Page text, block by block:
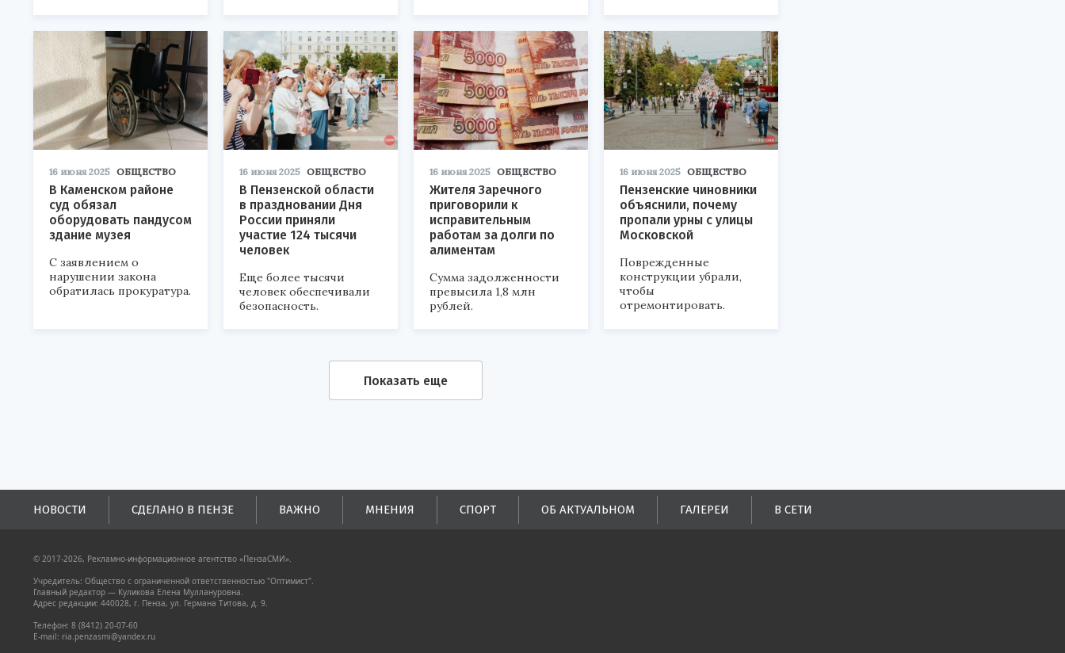
16 июня 2025 ОБЩЕСТВО
В Каменском районе
суд обязал
оборудовать пандусом
здание музея
С заявлением о
нарушении закона
обратилась прокуратура.
16 июня 2025 ОБЩЕСТВО
В Пензенской области
в праздновании Дня
России приняли
участие 124 тысячи
человек
Еще более тысячи
человек обеспечивали
безопасность.
16 июня 2025 ОБЩЕСТВО
Жителя Заречного
приговорили к
исправительным
работам за долги по
алиментам
Сумма задолженности
превысила 1,8 млн
рублей.
16 июня 2025 ОБЩЕСТВО
Пензенские чиновники
объяснили, почему
пропали урны с улицы
Московской
Поврежденные
конструкции убрали,
чтобы
отремонтировать.
Показать еще
НОВОСТИ СДЕЛАНО В ПЕНЗЕ ВАЖНО МНЕНИЯ СПОРТ ОБ АКТУАЛЬНОМ ГАЛЕРЕИ В СЕТИ
© 2017-2026, Рекламно-информационное агентство «ПензаСМИ».
Учредитель: Общество с ограниченной ответственностью "Оптимист".
Главный редактор — Куликова Елена Муллануровна.
Адрес редакции: 440028, г. Пенза, ул. Германа Титова, д. 9.
Телефон: 8 (8412) 20-07-60
E-mail: ria.penzasmi@yandex.ru